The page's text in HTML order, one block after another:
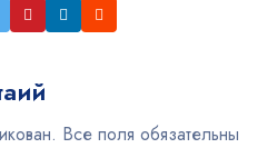
Все поля обязательны